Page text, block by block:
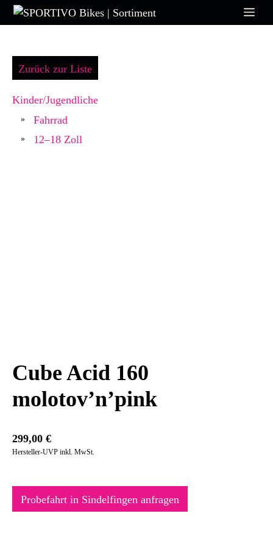
Zum
Inhalt
Zurück zur Liste
Kinder/Jugendliche
» Fahrrad
» 12–18 Zoll
Cube Acid 160
molotov’n’pink
299,00 €
Hersteller-UVP inkl. MwSt.
Probefahrt in Sindelfingen anfragen